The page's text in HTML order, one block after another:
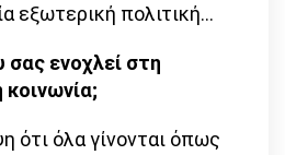
εξωτερική πολιτική…
σας ενοχλεί στη
κοινωνία;
ότι όλα γίνονται όπως